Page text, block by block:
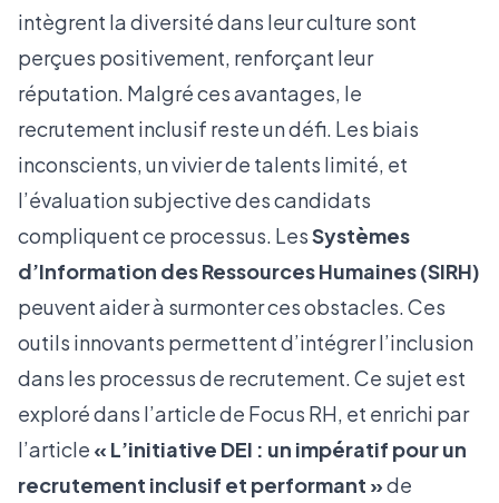
intègrent la diversité dans leur culture sont
perçues positivement, renforçant leur
réputation. Malgré ces avantages, le
recrutement inclusif reste un défi. Les biais
inconscients, un vivier de talents limité, et
l’évaluation subjective des candidats
compliquent ce processus. LesSystèmes
d’Information des Ressources Humaines (SIRH)
peuvent aider à surmonter ces obstacles. Ces
outils innovants permettent d’intégrer l’inclusion
dans les processus de recrutement. Ce sujet est
exploré dans l’article de Focus RH, et enrichi par
l’article « L’initiative DEI : un impératif pour un
recrutement inclusif et performant »de